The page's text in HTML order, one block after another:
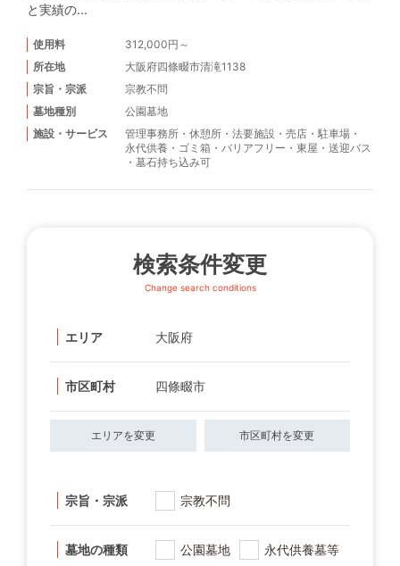
と実績の...
使用料
312,000円～
所在地
大阪府四條畷市清滝1138
宗旨・宗派
宗教不問
墓地種別
公園墓地
施設・サービス
管理事務所 ・ 休憩所 ・ 法要施設 ・ 売店 ・ 駐車場 ・
永代供養 ・ ゴミ箱 ・ バリアフリー ・ 東屋 ・ 送迎バス
・ 墓石持ち込み可
検索条件変更
Change search conditions
エリア 大阪府
市区町村 四條畷市
エリアを変更 市区町村を変更
宗旨・宗派 宗教不問
墓地の種類 公園墓地
永代供養墓等